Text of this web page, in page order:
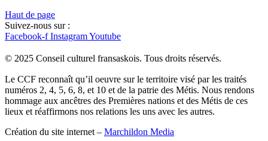
Haut de page
Suivez-nous sur :
Facebook-f InstagramYoutube
© 2025 Conseil culturel fransaskois. Tous droits réservés.
Le CCF reconnaît qu’il oeuvre sur le territoire visé par les traités
numéros 2, 4, 5, 6, 8, et 10 et de la patrie des Métis. Nous rendons
hommage aux ancêtres des Premières nations et des Métis de ces
lieux et réaffirmons nos relations les uns avec les autres.
Création du site internet – Marchildon Media